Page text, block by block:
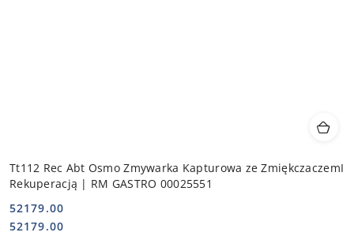
Tt112 Rec Abt Osmo Zmywarka Kapturowa ze ZmiękczaczemI
Rekuperacją | RM GASTRO 00025551
Cena:
52179.00
Cena:
52179.00